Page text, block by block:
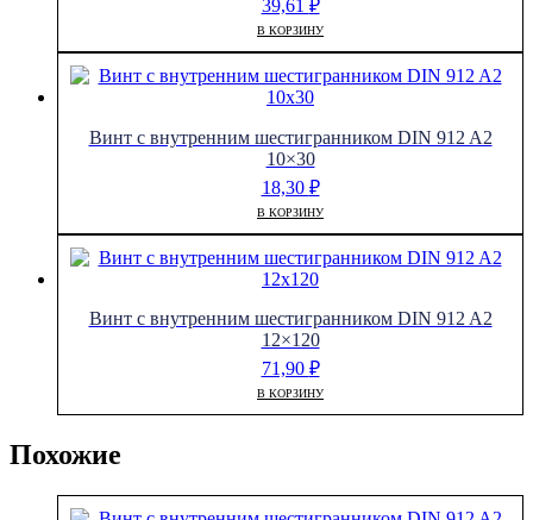
39,61 ₽
В КОРЗИНУ
Винт с внутренним шестигранником DIN 912 A2
10×30
18,30 ₽
В КОРЗИНУ
Винт с внутренним шестигранником DIN 912 A2
12×120
71,90 ₽
В КОРЗИНУ
Похожие